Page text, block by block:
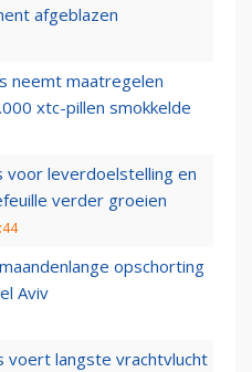
afgeblazen
neemt maatregelen
xtc-pillen smokkelde
voor leverdoelstelling en
verder groeien
opschorting
Aviv
voert langste vrachtvlucht